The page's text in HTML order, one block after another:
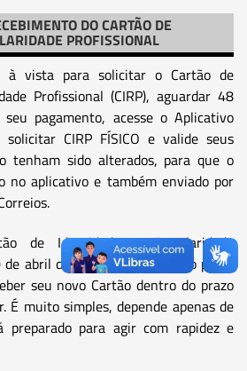
DO CARTÃO DE
PROFISSIONAL
à vista para solicitar o Cartão de
Profissional (CIRP), aguardar 48
pagamento, acesse o Aplicativo
solicitar CIRP FÍSICO e valide seus
tenham sido alterados, para que o
no aplicativo e também enviado por
de Identidade e Regularidade
abril de 2024. Portanto, não perca
seu novo Cartão dentro do prazo
É muito simples, depende apenas de
preparado para agir com rapidez e